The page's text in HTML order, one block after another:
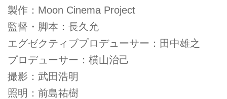
製作：Moon Cinema Project
監督・脚本：長久允
エグゼクティブプロデューサー：田中雄之
プロデューサー：横山治己
撮影：武田浩明
照明：前島祐樹